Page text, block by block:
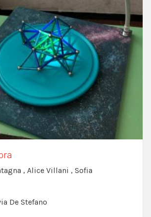
, Alice Villani , Sofia
De Stefano